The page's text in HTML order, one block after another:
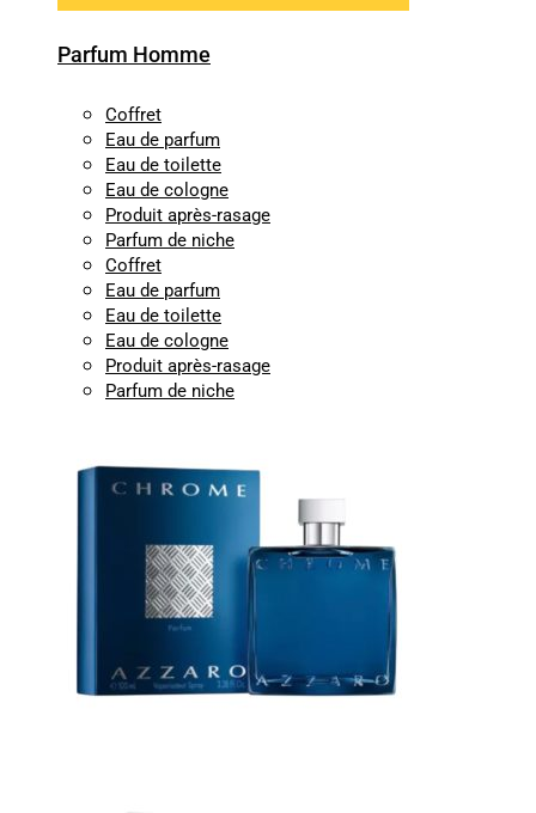
Parfum Homme
Coffret
Eau de parfum
Eau de toilette
Eau de cologne
Produit après-rasage
Parfum de niche
Coffret
Eau de parfum
Eau de toilette
Eau de cologne
Produit après-rasage
Parfum de niche